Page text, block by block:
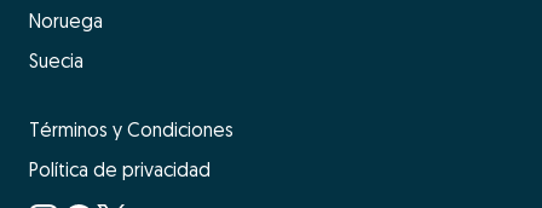
Noruega
Suecia
Términos y Condiciones
Política de privacidad